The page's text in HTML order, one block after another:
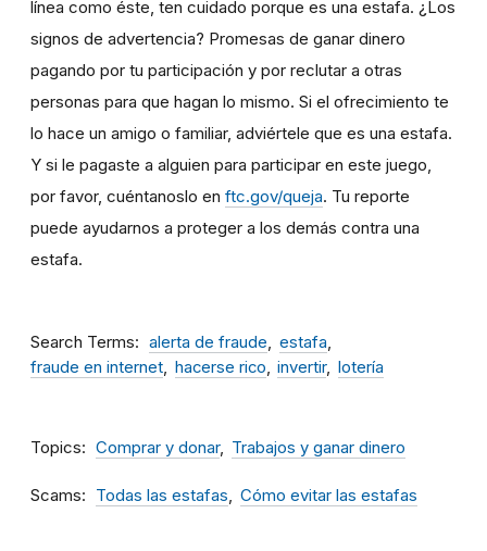
línea como éste, ten cuidado porque es una estafa. ¿Los
signos de advertencia? Promesas de ganar dinero
pagando por tu participación y por reclutar a otras
personas para que hagan lo mismo. Si el ofrecimiento te
lo hace un amigo o familiar, adviértele que es una estafa.
Y si le pagaste a alguien para participar en este juego,
por favor, cuéntanoslo en ftc.gov/queja. Tu reporte
puede ayudarnos a proteger a los demás contra una
estafa.
Search Terms alerta de fraude
estafa
fraude en internet
hacerse rico invertir lotería
Topics Comprar y donar Trabajos y ganar dinero
Scams Todas las estafas Cómo evitar las estafas